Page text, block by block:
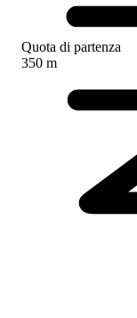
Quota di partenza
350 m